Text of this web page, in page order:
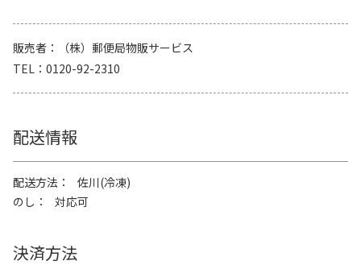
販売者
（株）郵便局物販サービス
TEL
0120-92-2310
配送情報
配送方法
佐川(冷凍)
のし
対応可
決済方法